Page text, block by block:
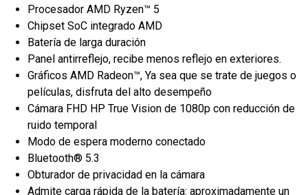
Procesador AMD Ryzen™ 5
Chipset SoC integrado AMD
Batería de larga duración
Panel antirreflejo, recibe menos reflejo en exteriores.
Gráficos AMD Radeon™, Ya sea que se trate de juegos o
películas, disfruta del alto desempeño
Cámara FHD HP True Vision de 1080p con reducción de
ruido temporal
Modo de espera moderno conectado
Bluetooth® 5.3
Obturador de privacidad en la cámara
Admite carga rápida de la batería: aproximadamente un